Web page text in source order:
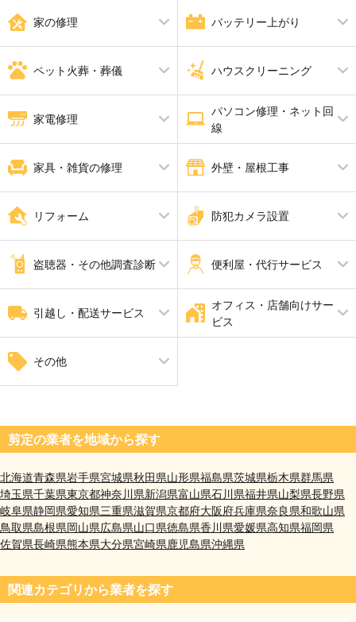
照明工事
LAN配線工事
鍵開け・交換・修理
合い鍵製作
ガラス修理・交換 ドアノブ修理
家の修理
水漏れ修理・トイレつまり工事
雨漏り修理
バッテリー上がり
バッテリー上がり
ペット火葬・葬儀
ペット火葬・葬儀
ハウスクリーニング
消臭・脱臭
ハウスクリーニング
バスルームクリーニング
家電修理
エアコン修理
パソコン修理・ネット回
線
パソコン修理
家具・雑貨の修理
家具修理 ピアノ調律 ピアノ修理
外壁・屋根工事
屋根工事
解体工事
リフォーム
内装工事
手すり設置
防犯カメラ設置
防犯カメラ設置
盗聴器・その他調査診断
盗聴器調査
便利屋・代行サービス
家具組立・移動
引越し・配送サービス
引越し
オフィス・店舗向けサー
ビス
自動ドア修理
その他
剪定の業者を地域から探す
北海道青森県岩手県宮城県秋田県山形県福島県茨城県栃木県群馬県
埼玉県千葉県東京都神奈川県新潟県富山県石川県福井県山梨県長野県
岐阜県静岡県愛知県三重県滋賀県京都府大阪府兵庫県奈良県和歌山県
鳥取県島根県岡山県広島県山口県徳島県香川県愛媛県高知県福岡県
佐賀県長崎県熊本県大分県宮崎県鹿児島県沖縄県
関連カテゴリから業者を探す